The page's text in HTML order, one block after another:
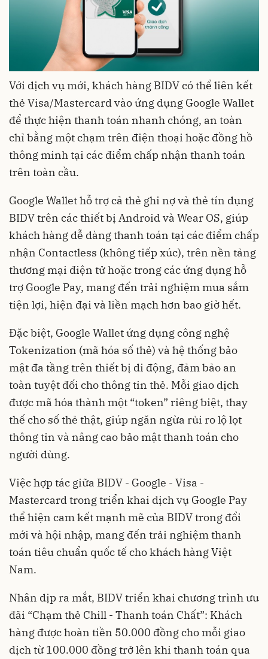
Với dịch vụ mới, khách hàng BIDV có thể liên kết
thẻ Visa/Mastercard vào ứng dụng Google Wallet
để thực hiện thanh toán nhanh chóng, an toàn
chỉ bằng một chạm trên điện thoại hoặc đồng hồ
thông minh tại các điểm chấp nhận thanh toán
trên toàn cầu.
Google Wallet hỗ trợ cả thẻ ghi nợ và thẻ tín dụng
BIDV trên các thiết bị Android và Wear OS, giúp
khách hàng dễ dàng thanh toán tại các điểm chấp
nhận Contactless (không tiếp xúc), trên nền tảng
thương mại điện tử hoặc trong các ứng dụng hỗ
trợ Google Pay, mang đến trải nghiệm mua sắm
tiện lợi, hiện đại và liền mạch hơn bao giờ hết.
Đặc biệt, Google Wallet ứng dụng công nghệ
Tokenization (mã hóa số thẻ) và hệ thống bảo
mật đa tầng trên thiết bị di động, đảm bảo an
toàn tuyệt đối cho thông tin thẻ. Mỗi giao dịch
được mã hóa thành một “token” riêng biệt, thay
thế cho số thẻ thật, giúp ngăn ngừa rủi ro lộ lọt
thông tin và nâng cao bảo mật thanh toán cho
người dùng.
Việc hợp tác giữa BIDV - Google - Visa -
Mastercard trong triển khai dịch vụ Google Pay
thể hiện cam kết mạnh mẽ của BIDV trong đổi
mới và hội nhập, mang đến trải nghiệm thanh
toán tiêu chuẩn quốc tế cho khách hàng Việt
Nam.
Nhân dịp ra mắt, BIDV triển khai chương trình ưu
đãi “Chạm thẻ Chill - Thanh toán Chất”: Khách
hàng được hoàn tiền 50.000 đồng cho mỗi giao
dịch từ 100.000 đồng trở lên khi thanh toán qua